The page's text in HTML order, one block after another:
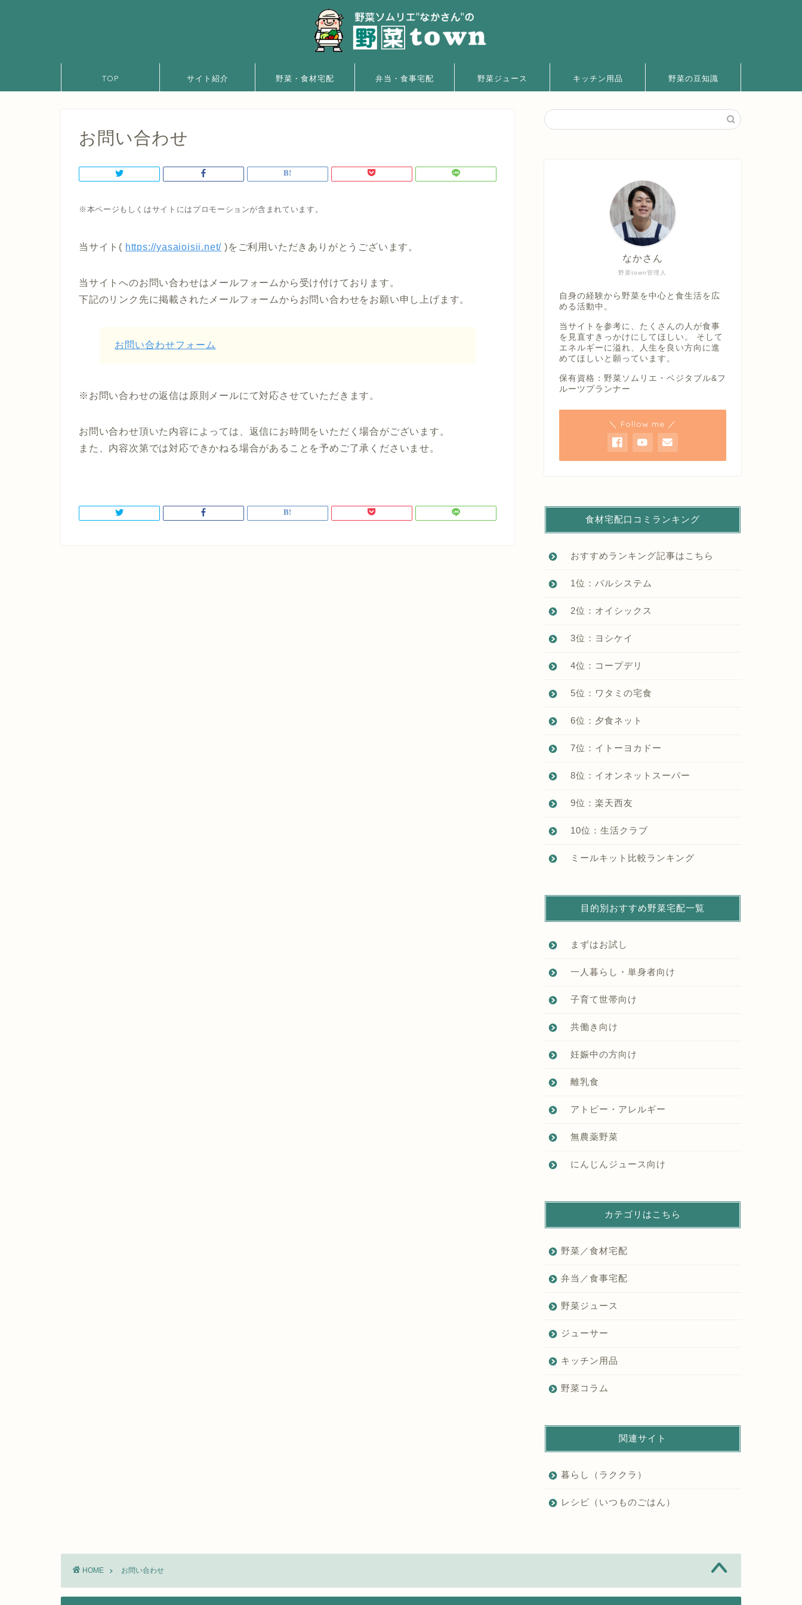
TOP サイト紹介 野菜・食材宅配 弁当・食事宅配 野菜ジュース キッチン用品 野菜の豆知識
お問い合わせ
※本ページもしくはサイトにはプロモーションが含まれています。
当サイト( https://yasaioisii.net/ )をご利用いただきありがとうございます。
当サイトへのお問い合わせはメールフォームから受け付けております。
下記のリンク先に掲載されたメールフォームからお問い合わせをお願い申し上げます。
お問い合わせフォーム
※お問い合わせの返信は原則メールにて対応させていただきます。
お問い合わせ頂いた内容によっては、返信にお時間をいただく場合がございます。
また、内容次第では対応できかねる場合があることを予めご了承くださいませ。
野菜town管理人
なかさん
自身の経験から野菜を中心と食生活を広
める活動中。
当サイトを参考に、たくさんの人が食事
を見直すきっかけにしてほしい。 そして
エネルギーに溢れ、人生を良い方向に進
めてほしいと願っています。
保有資格：野菜ソムリエ・ベジタブル&フ
ルーツプランナー
＼ Follow me ／
食材宅配口コミランキング
おすすめランキング記事はこちら
1位：パルシステム
2位：オイシックス
3位：ヨシケイ
4位：コープデリ
5位：ワタミの宅食
6位：夕食ネット
7位：イトーヨカドー
8位：イオンネットスーパー
9位：楽天西友
10位：生活クラブ
ミールキット比較ランキング
目的別おすすめ野菜宅配一覧
まずはお試し
一人暮らし・単身者向け
子育て世帯向け
共働き向け
妊娠中の方向け
離乳食
アトピー・アレルギー
無農薬野菜
にんじんジュース向け
カテゴリはこちら
野菜／食材宅配
弁当／食事宅配
野菜ジュース
ジューサー
キッチン用品
野菜コラム
関連サイト
暮らし（ラククラ）
レシピ（いつものごはん）
HOME お問い合わせ